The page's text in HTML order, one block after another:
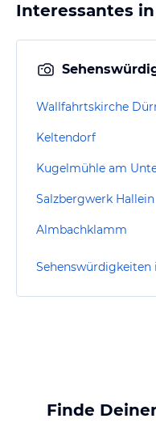
Interessantes
Wallfahrtskirche
Keltendorf
Kugelmühle am
Salzbergwerk Hallein
Almbachklamm
Finde